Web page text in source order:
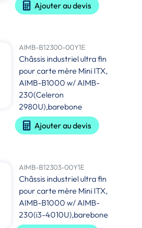
Ajouter au devis
AIMB-B12300-00Y1E
Châssis industriel ultra fin
pour carte mère Mini ITX,
AIMB-B1000 w/ AIMB-
230(Celeron
2980U),barebone
Ajouter au devis
AIMB-B12303-00Y1E
Châssis industriel ultra fin
pour carte mère Mini ITX,
AIMB-B1000 w/ AIMB-
230(i3-4010U),barebone